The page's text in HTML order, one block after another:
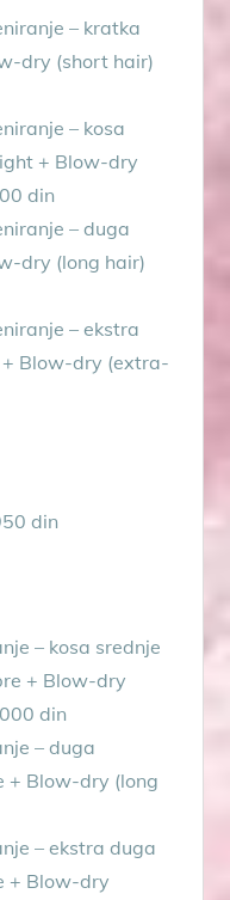
– kratka
dry (short hair)
– kosa
+ Blow-dry
din
– duga
dry (long hair)
– ekstra
Blow-dry (extra-
din
– kosa srednje
+ Blow-dry
din
– duga
+ Blow-dry (long
– ekstra duga
+ Blow-dry